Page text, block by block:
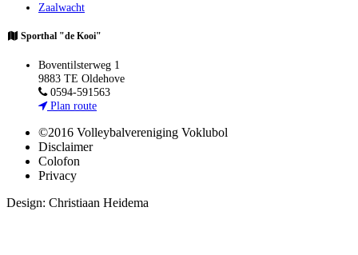
Zaalwacht
Sporthal "de Kooi"
Boventilsterweg 1
9883 TE Oldehove
0594-591563
Plan route
©2016 Volleybalvereniging Voklubol
Disclaimer
Colofon
Privacy
Design: Christiaan Heidema